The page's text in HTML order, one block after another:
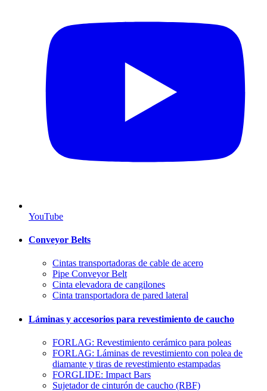
YouTube
Conveyor Belts
Cintas transportadoras de cable de acero
Pipe Conveyor Belt
Cinta elevadora de cangilones
Cinta transportadora de pared lateral
Láminas y accesorios para revestimiento de caucho
FORLAG: Revestimiento cerámico para poleas
FORLAG: Láminas de revestimiento con polea de
diamante y tiras de revestimiento estampadas
FORGLIDE: Impact Bars
Sujetador de cinturón de caucho (RBF)